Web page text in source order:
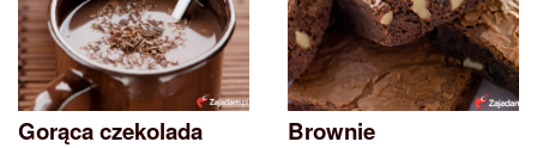
Gorąca czekolada Brownie